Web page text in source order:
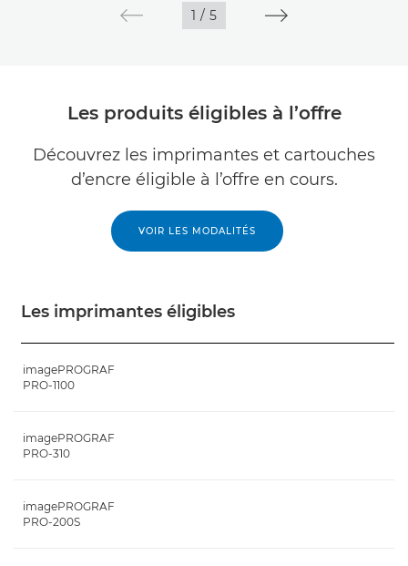
1 / 5
Les produits éligibles à l’offre
Découvrez les imprimantes et cartouches
d’encre éligible à l’offre en cours.
VOIR LES MODALITÉS
Les imprimantes éligibles
imagePROGRAF
PRO-1100
imagePROGRAF
PRO-310
imagePROGRAF
PRO-200S